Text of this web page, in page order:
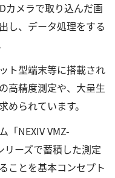
カメラで取り込んだ画
し、データ処理をする
ト型端末等に搭載され
高精度測定や、大量生
られています。
「NEXIV VMZ-
リーズで蓄積した測定
ことを基本コンセプト